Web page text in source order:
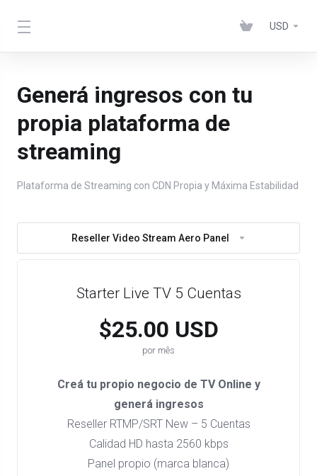
USD
Generá ingresos con tu
propia plataforma de
streaming
Plataforma de Streaming con CDN Propia y Máxima Estabilidad
Reseller Video Stream Aero Panel
Starter Live TV 5 Cuentas
$25.00 USD
por mês
Creá tu propio negocio de TV Online y
generá ingresos
Reseller RTMP/SRT New – 5 Cuentas
Calidad HD hasta 2560 kbps
Panel propio (marca blanca)